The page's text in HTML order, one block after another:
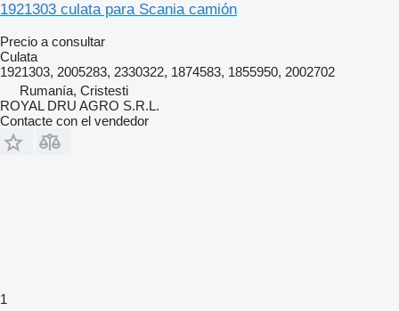
1921303 culata para Scania camión
Precio a consultar
Culata
1921303, 2005283, 2330322, 1874583, 1855950, 2002702
Rumanía, Cristesti
ROYAL DRU AGRO S.R.L.
Contacte con el vendedor
1